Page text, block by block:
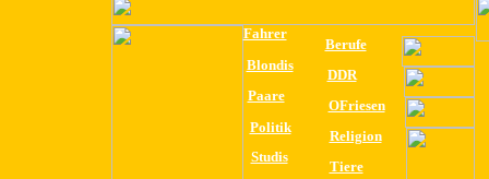
Fahrer
Berufe
Blondis
DDR
Paare
OFriesen
Politik
Religion
Studis
Tiere